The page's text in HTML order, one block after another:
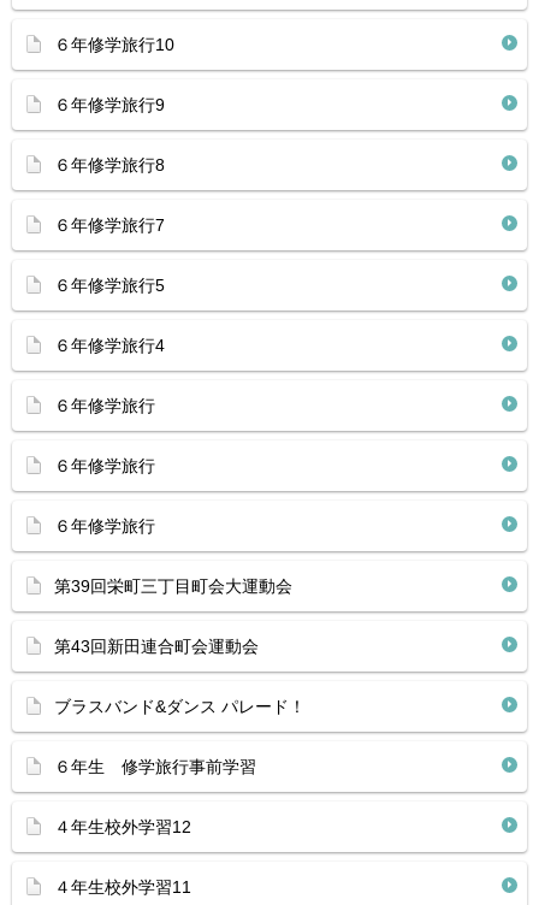
６年修学旅行10
６年修学旅行9
６年修学旅行8
６年修学旅行7
６年修学旅行5
６年修学旅行4
６年修学旅行
６年修学旅行
６年修学旅行
第39回栄町三丁目町会大運動会
第43回新田連合町会運動会
ブラスバンド&ダンス パレード！
６年生 修学旅行事前学習
４年生校外学習12
４年生校外学習11